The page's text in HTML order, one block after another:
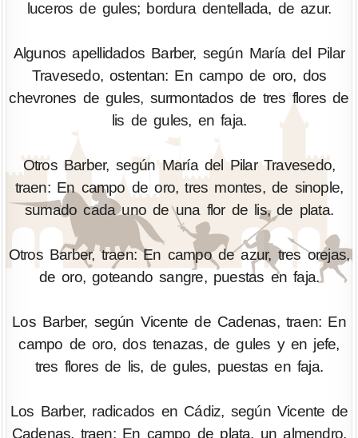
luceros de gules; bordura dentellada, de azur.
Algunos apellidados Barber, según María del Pilar
Travesedo, ostentan: En campo de oro, dos
chevrones de gules, surmontados de tres flores de
lis de gules, en faja.
Otros Barber, según María del Pilar Travesedo,
traen: En campo de oro, tres montes, de sinople,
sumado cada uno de una flor de lis, de plata.
Otros Barber, traen: En campo de azur, tres orejas,
de oro, goteando sangre, puestas en faja.
Los Barber, según Vicente de Cadenas, traen: En
campo de oro, dos tenazas, de gules y en jefe,
tres flores de lis, de gules, puestas en faja.
Los Barber, radicados en Cádiz, según Vicente de
Cadenas, traen: En campo de plata, un almendro,